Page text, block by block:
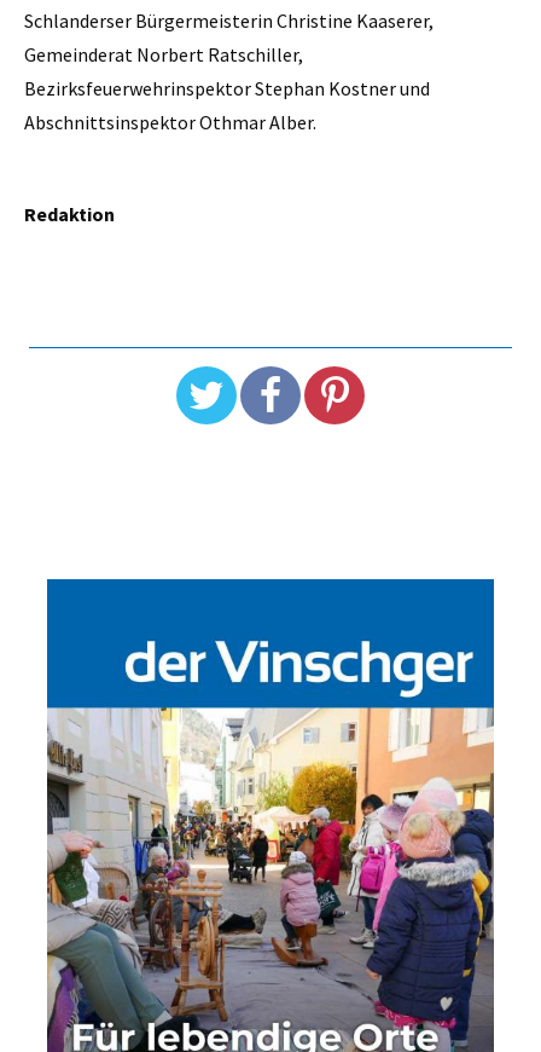
Schlanderser Bürgermeisterin Christine Kaaserer,
Gemeinderat Norbert Ratschiller,
Bezirksfeuerwehrinspektor Stephan Kostner und
Abschnittsinspektor Othmar Alber.
Redaktion